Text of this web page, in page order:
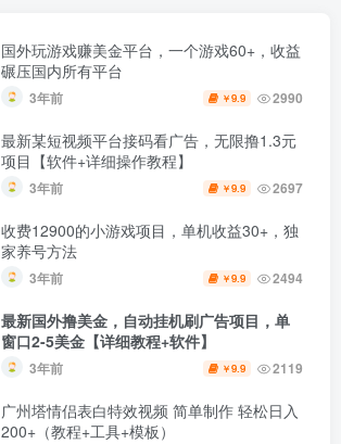
国外玩游戏赚美金平台，一个游戏60+，收益
碾压国内所有平台
3年前 ￥9.9 2990
最新某短视频平台接码看广告，无限撸1.3元
项目【软件+详细操作教程】
3年前 ￥9.9 2697
收费12900的小游戏项目，单机收益30+，独
家养号方法
3年前 ￥9.9 2494
最新国外撸美金，自动挂机刷广告项目，单
窗口2-5美金【详细教程+软件】
3年前 ￥9.9 2119
广州塔情侣表白特效视频 简单制作 轻松日入
200+（教程+工具+模板）